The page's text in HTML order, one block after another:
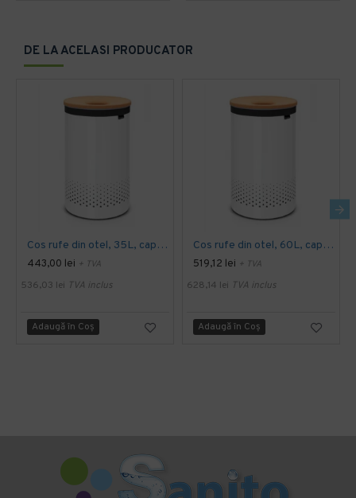
DE LA ACELASI PRODUCATOR
Cos rufe din otel, 35L, capac pluta - alb
443,00 lei + TVA
536,03 lei TVA inclus
Adaugă în Coş
Cos rufe din otel, 60L, capac pluta - alb
519,12 lei + TVA
628,14 lei TVA inclus
Adaugă în Coş